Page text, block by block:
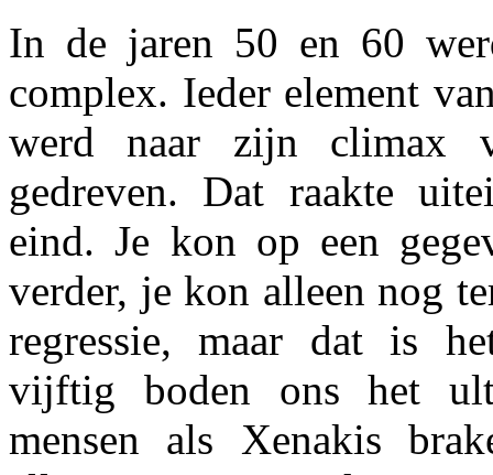
In de jaren 50 en 60
complex. Ieder element
werd naar zijn climax
gedreven. Dat raakte
eind. Je kon op een
verder, je kon alleen nog
regressie, maar dat is
vijftig boden ons het
mensen als Xenakis